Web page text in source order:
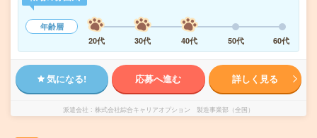
年齢層
20代
30代 40代 50代 60代
気になる! 応募へ進む 詳しく見る
派遣会社 株式会社綜合キャリアオプション 製造事業部（全国）